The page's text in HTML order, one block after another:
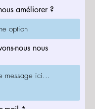
améliorer ?
nous nous